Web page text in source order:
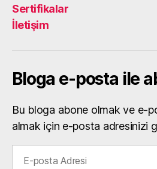
Sertifikalar
İletişim
Bloga e-posta ile
Bu bloga abone olmak ve e-
almak için e-posta adresinizi
posta